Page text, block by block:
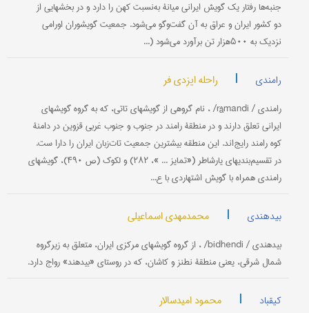
جنبه‌ها رفتار یک گویش ایرانی میانۀ به‌نسبت کهن را دارد و در بخشهایی از
دو کشور ایران و عراق به آن گفت‌وگو می‌شود. جمعیت گویشوران اورامی
نزدیک به ۵۰۰هزار تن برآورد می‌شود (...
رامندی | راحله ایزدی فر
رامندی / râmandi/ ، نام گروهی از گویشهای تاتی، که به گروه گویشهای
ایرانی تعلق دارند و در منطقۀ رامند در جنوب و جنوب غربی قزوین در دامنۀ
کوه رامند رایج‌اند. این منطقه بیشترین جمعیت تات‌زبان ایران را دارا ست.
در تقسیم‌بندیهای یارشاطر («تمایز ... »، ۲۸۲) و لکوک (ص ۴۹۰)، گویشهای
رامندی همراه با گویش اشتهاردی با ع...
بیدهندی | محمدمهدی اسماعیلی
بیدهندی / bidhendi/ ، از گروه گویشهای مرکزی ایران، متعلق به زیرگروه
شمال شرقی، یعنی منطقۀ نطنز و کاشان، که در روستای «بیدهند» رواج دارد.
کیقباد | محمود امیدسالار